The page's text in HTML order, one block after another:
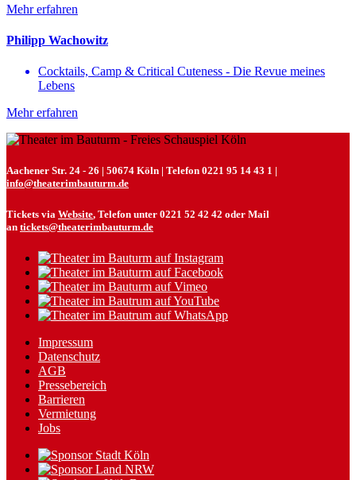
Mehr erfahren
​Philipp Wachowitz​​
Cocktails, Camp & Critical Cuteness - Die Revue meines
Lebens
Mehr erfahren
Aachener Str. 24 - 26 | 50674 Köln | Telefon 0221 95 14 43 1 |
info@theaterimbauturm.de
Tickets via Website, Telefon unter 0221 52 42 42 oder Mail
an tickets@theaterimbauturm.de
Impressum
Datenschutz
AGB
Pressebereich
Barrieren
Vermietung
Jobs